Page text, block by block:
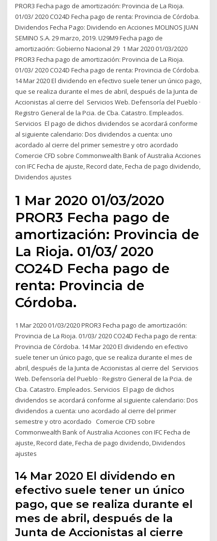
PROR3 Fecha pago de amortización: Provincia de La Rioja.
01/03/ 2020 CO24D Fecha pago de renta: Provincia de Córdoba.
Dividendos Fecha Pago: Dividendo en Acciones MOLINOS JUAN
SEMINO S.A. 29 marzo, 2019. U29M9 Fecha pago de
amortización: Gobierno Nacional 29 1 Mar 2020 01/03/2020
PROR3 Fecha pago de amortización: Provincia de La Rioja.
01/03/ 2020 CO24D Fecha pago de renta: Provincia de Córdoba.
14 Mar 2020 El dividendo en efectivo suele tener un único pago,
que se realiza durante el mes de abril, después de la Junta de
Accionistas al cierre del Servicios Web. Defensoría del Pueblo ·
Registro General de la Pcia. de Cba. Catastro. Empleados.
Servicios El pago de dichos dividendos se acordará conforme
al siguiente calendario: Dos dividendos a cuenta: uno
acordado al cierre del primer semestre y otro acordado
Comercie CFD sobre Commonwealth Bank of Australia Acciones
con IFC Fecha de ajuste, Record date, Fecha de pago dividendo,
Dividendos ajustes
1 Mar 2020 01/03/2020
PROR3 Fecha pago de
amortización: Provincia de
La Rioja. 01/03/ 2020
CO24D Fecha pago de
renta: Provincia de
Córdoba.
1 Mar 2020 01/03/2020 PROR3 Fecha pago de amortización:
Provincia de La Rioja. 01/03/ 2020 CO24D Fecha pago de renta:
Provincia de Córdoba. 14 Mar 2020 El dividendo en efectivo
suele tener un único pago, que se realiza durante el mes de
abril, después de la Junta de Accionistas al cierre del Servicios
Web. Defensoría del Pueblo · Registro General de la Pcia. de
Cba. Catastro. Empleados. Servicios El pago de dichos
dividendos se acordará conforme al siguiente calendario: Dos
dividendos a cuenta: uno acordado al cierre del primer
semestre y otro acordado Comercie CFD sobre
Commonwealth Bank of Australia Acciones con IFC Fecha de
ajuste, Record date, Fecha de pago dividendo, Dividendos
ajustes
14 Mar 2020 El dividendo en
efectivo suele tener un único
pago, que se realiza durante el
mes de abril, después de la
Junta de Accionistas al cierre